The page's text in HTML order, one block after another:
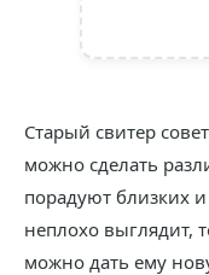
Старый свитер
можно сделать
порадуют близких
неплохо выглядит,
можно дать ему